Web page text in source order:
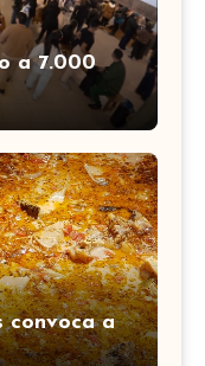
a 7.000
convoca a